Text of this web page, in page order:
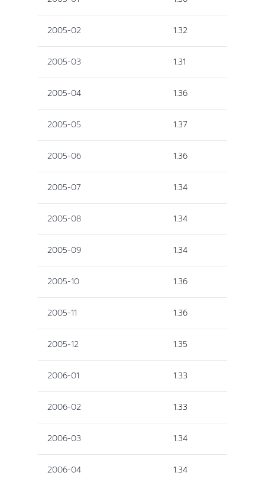
2005-02 1.32
2005-03 1.31
2005-04 1.36
2005-05 1.37
2005-06 1.36
2005-07 1.34
2005-08 1.34
2005-09 1.34
2005-10 1.36
2005-11 1.36
2005-12 1.35
2006-01 1.33
2006-02 1.33
2006-03 1.34
2006-04 1.34